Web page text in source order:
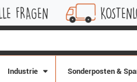
KOSTENLOSE
Industrie Sonderposten &